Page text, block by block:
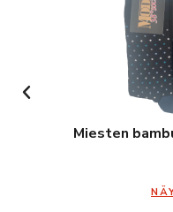
Miesten